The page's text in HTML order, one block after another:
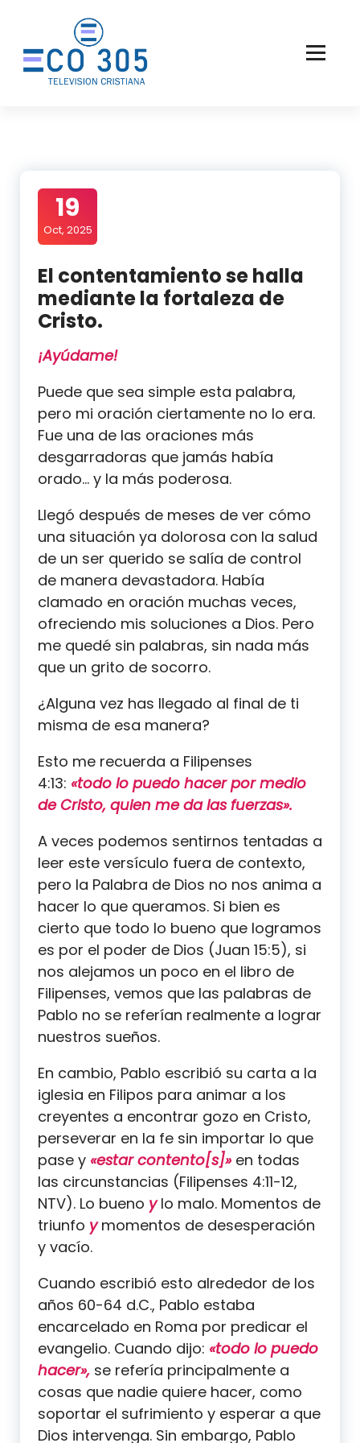
contenido
19
Oct, 2025
El contentamiento se halla
mediante la fortaleza de
Cristo.
¡Ayúdame!
Puede que sea simple esta palabra,
pero mi oración ciertamente no lo era.
Fue una de las oraciones más
desgarradoras que jamás había
orado… y la más poderosa.
Llegó después de meses de ver cómo
una situación ya dolorosa con la salud
de un ser querido se salía de control
de manera devastadora. Había
clamado en oración muchas veces,
ofreciendo mis soluciones a Dios. Pero
me quedé sin palabras, sin nada más
que un grito de socorro.
¿Alguna vez has llegado al final de ti
misma de esa manera?
Esto me recuerda a Filipenses
4:13: «todo lo puedo hacer por medio
de Cristo, quien me da las fuerzas».
A veces podemos sentirnos tentadas a
leer este versículo fuera de contexto,
pero la Palabra de Dios no nos anima a
hacer lo que queramos. Si bien es
cierto que todo lo bueno que logramos
es por el poder de Dios (Juan 15:5), si
nos alejamos un poco en el libro de
Filipenses, vemos que las palabras de
Pablo no se referían realmente a lograr
nuestros sueños.
En cambio, Pablo escribió su carta a la
iglesia en Filipos para animar a los
creyentes a encontrar gozo en Cristo,
perseverar en la fe sin importar lo que
pase y «estar contento[s]»en todas
las circunstancias (Filipenses 4:11-12,
NTV). Lo bueno ylo malo. Momentos de
triunfo ymomentos de desesperación
y vacío.
Cuando escribió esto alrededor de los
años 60-64 d.C., Pablo estaba
encarcelado en Roma por predicar el
evangelio. Cuando dijo: «todo lo puedo
hacer», se refería principalmente a
cosas que nadie quiere hacer, como
soportar el sufrimiento y esperar a que
Dios intervenga. Sin embargo, Pablo